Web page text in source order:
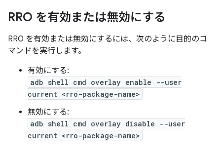
RRO を有効または無効にする
RRO を有効または無効にするには、次のように目的のコ
マンドを実行します。
有効にする:
adb shell cmd overlay enable --user
current <rro-package-name>
無効にする:
adb shell cmd overlay disable --user
current <rro-package-name>